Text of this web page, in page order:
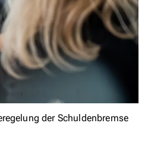
der Schuldenbremse